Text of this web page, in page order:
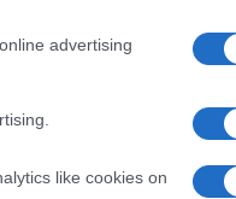
advertising
like cookies on